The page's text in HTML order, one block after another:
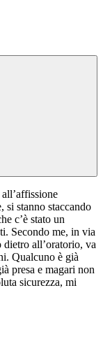
si stanno staccando
c’è stato un
Secondo me, in via
all’oratorio, va
Qualcuno è già
presa e magari non
sicurezza, mi